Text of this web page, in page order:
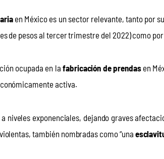
en México es un sector relevante, tanto por
de pesos al tercer trimestre del 2022) como
ocupada en la fabricación de prendas en
activa.
niveles exponenciales, dejando graves
también nombradas como “una